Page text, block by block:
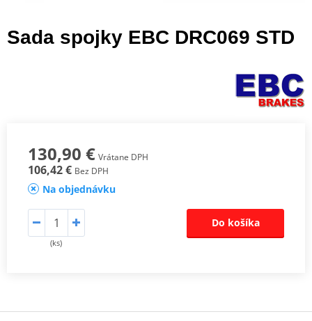
Sada spojky EBC DRC069 STD
130,90 € Vrátane DPH
106,42 € Bez DPH
Na objednávku
(ks)
Do košíka